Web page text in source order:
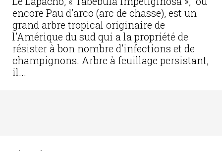
encore Pau d’arco (arc de chasse), est un
grand arbre tropical originaire de
l’Amérique du sud qui a la propriété de
résister à bon nombre d’infections et de
champignons. Arbre à feuillage persistant,
il...